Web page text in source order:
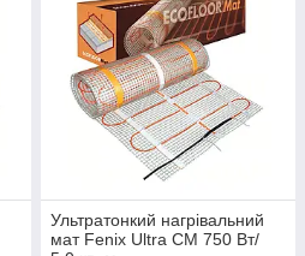
Ультратонкий нагрівальний
мат Fenix Ultra CM 750 Вт/